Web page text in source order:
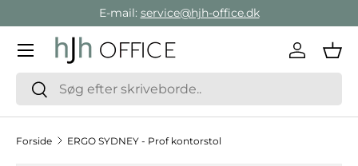
Gå direkte til indholdet
E-mail: service@hjh-office.dk
SøgSøg
Log ind
Menu
Forside ERGO SYDNEY - Prof kontorstol